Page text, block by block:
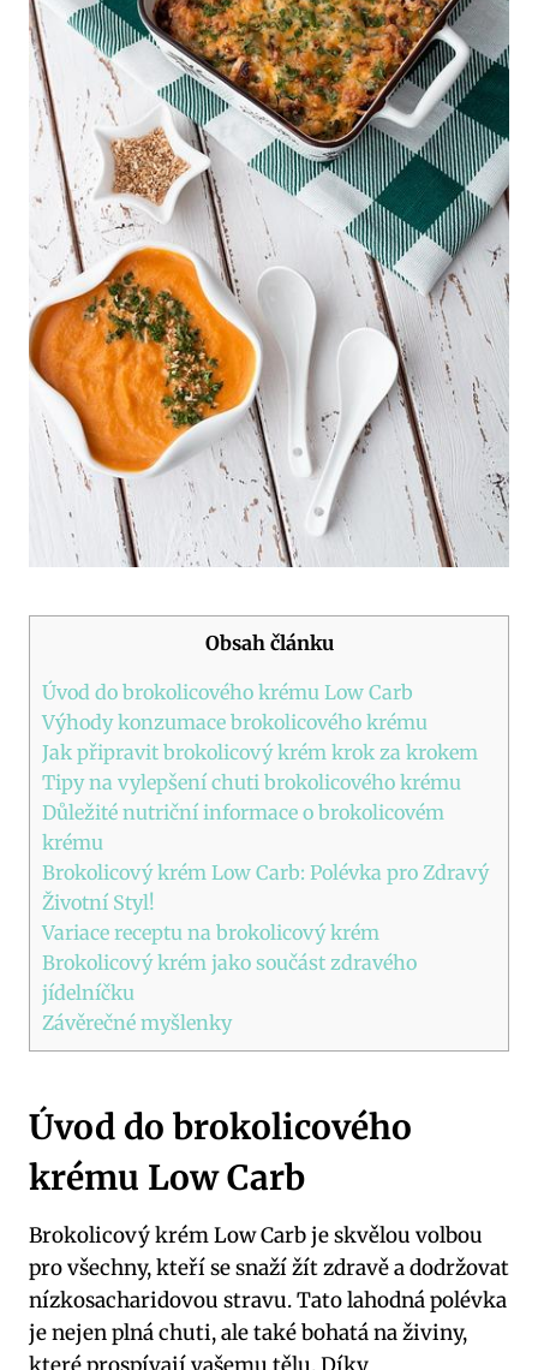
Obsah článku
Úvod do brokolicového krému Low Carb
Výhody konzumace brokolicového krému
Jak připravit brokolicový krém krok za krokem
Tipy na vylepšení chuti brokolicového krému
Důležité nutriční informace o brokolicovém
krému
Brokolicový krém Low Carb: Polévka pro Zdravý
Životní Styl!
Variace receptu na brokolicový krém
Brokolicový krém jako součást zdravého
jídelníčku
Závěrečné myšlenky
Úvod do brokolicového
krému Low Carb
Brokolicový krém Low Carb je skvělou volbou
pro všechny, kteří se snaží žít zdravě a dodržovat
nízkosacharidovou stravu. Tato lahodná polévka
je nejen plná chuti, ale také bohatá na živiny,
které prospívají vašemu tělu. Díky